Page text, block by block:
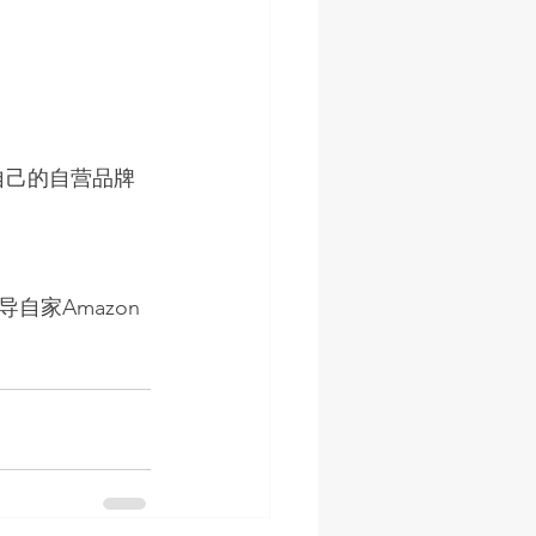
的自营品牌
自家Amazon